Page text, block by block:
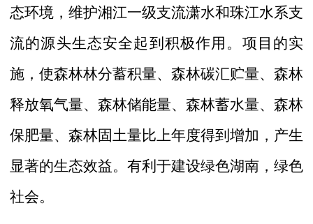
态环境，维护湘江一级支流潇水和珠江水系支
流的源头生态安全起到积极作用。项目的实
施，使森林林分蓄积量、森林碳汇贮量、森林
释放氧气量、森林储能量、森林蓄水量、森林
保肥量、森林固土量比上年度得到增加，产生
显著的生态效益。有利于建设绿色湖南，绿色
社会。